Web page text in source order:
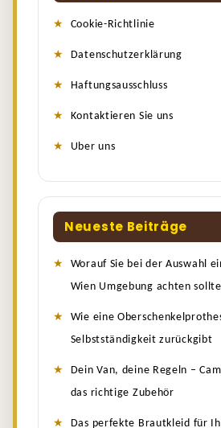
Cookie-Richtlinie
Datenschutzerklärung
Haftungsausschluss
Kontaktieren Sie uns
Uber uns
Neueste Beiträge
Worauf Sie bei der Auswahl
Wien Umgebung achten
Wie eine
Selbstständigkeit zurückgibt
Dein Van, deine Regeln –
das richtige Zubehör
Das perfekte Brautkleid für